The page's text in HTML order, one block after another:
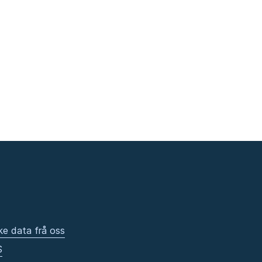
data frå oss